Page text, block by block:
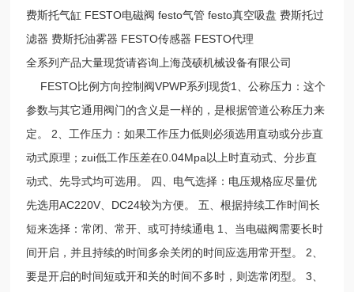
费斯托气缸 FESTO电磁阀 festo气管 festo真空吸盘 费斯托过
滤器 费斯托油雾器 FESTO传感器 FESTO代理
全系列产品大量现货请咨询上海茂硕机械设备有限公司
FESTO比例方向控制阀VPWP系列现货1、公称压力：这个
参数与其它通用阀门的含义是一样的，是根据管道公称压力来
定。 2、工作压力：如果工作压力低则必须选用直动或分步直
动式原理；zui低工作压差在0.04Mpa以上时直动式、分步直
动式、先导式均可选用。 四、电气选择：电压规格应尽量优
先选用AC220V、DC24较为方便。 五、根据持续工作时间长
短来选择：常闭、常开、或可持续通电 1、当电磁阀需要长时
间开启，并且持续的时间多余关闭的时间应选用常开型。 2、
要是开启的时间短或开和关的时间不多时，则选常闭型。 3、